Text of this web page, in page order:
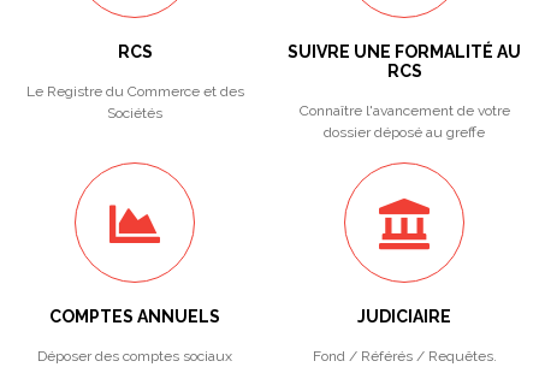
RCS
Le Registre du Commerce et des
Sociétés
SUIVRE UNE FORMALITÉ AU
RCS
Connaître l'avancement de votre
dossier déposé au greffe
COMPTES ANNUELS
Déposer des comptes sociaux
JUDICIAIRE
Fond / Référés / Requêtes.